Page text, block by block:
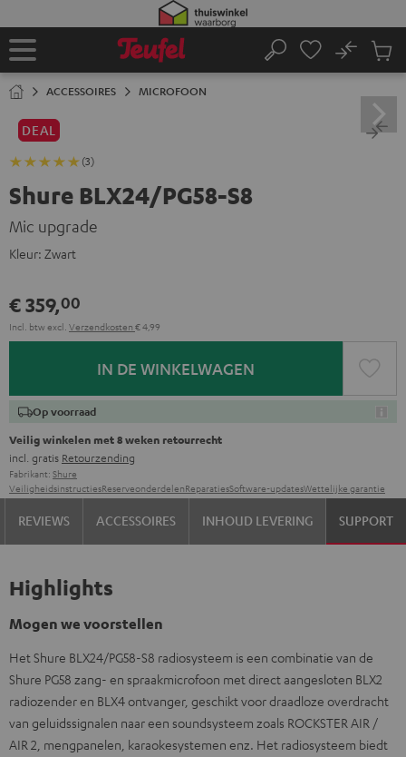
Home
Zoeken
No
ACCESSOIRES MICROFOON
DEAL
(3)
Shure BLX24/PG58-S8
Mic upgrade
Kleur: Zwart
€ 359,00
Incl. btwexcl. Verzendkosten € 4,99
IN DE WINKELWAGEN
Op voorraad
Veilig winkelen met 8 weken retourrecht
incl. gratis Retourzending
Fabrikant: Shure
VeiligheidsinstructiesReserveonderdelenReparatiesSoftware-updatesWettelijke garantie
REVIEWS ACCESSOIRES INHOUD LEVERING SUPPORT
Highlights
Mogen we voorstellen
Het Shure BLX24/PG58-S8 radiosysteem is een combinatie van de
Shure PG58 zang- en spraakmicrofoon met direct aangesloten BLX2
radiozender en BLX4 ontvanger, geschikt voor draadloze overdracht
van geluidssignalen naar een soundsysteem zoals ROCKSTER AIR /
AIR 2, mengpanelen, karaokesystemen enz. Het radiosysteem biedt